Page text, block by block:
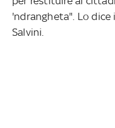
'ndrangheta". Lo
Salvini.